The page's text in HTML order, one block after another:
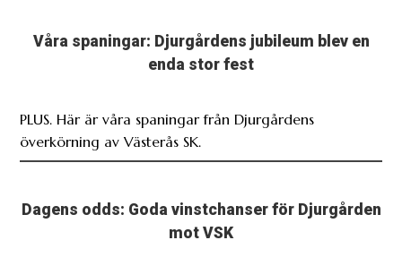
Våra spaningar: Djurgårdens jubileum blev en
enda stor fest
PLUS. Här är våra spaningar från Djurgårdens
överkörning av Västerås SK.
Dagens odds: Goda vinstchanser för Djurgården
mot VSK